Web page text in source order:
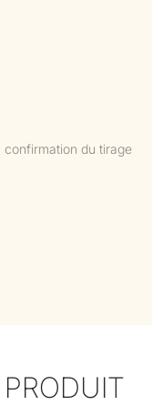
du tirage